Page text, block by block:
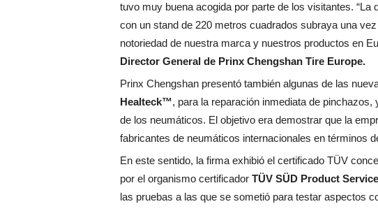
tuvo muy buena acogida por parte de los visitantes. “La
con un stand de 220 metros cuadrados subraya una
notoriedad de nuestra marca y nuestros productos en
Director General de Prinx Chengshan Tire Europe.
Prinx Chengshan presentó también algunas de las
Healteck™, para la reparación inmediata de pinchazos,
de los neumáticos. El objetivo era demostrar que la
fabricantes de neumáticos internacionales en términos
En este sentido, la firma exhibió el certificado TÜV
por el organismo certificador TÜV SÜD Product
las pruebas a las que se sometió para testar aspectos